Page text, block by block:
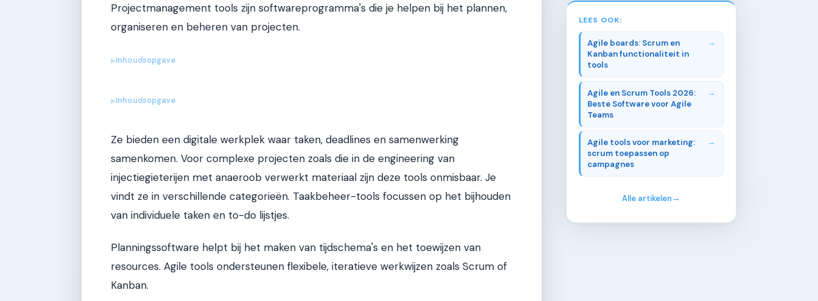
Projectmanagement tools zijn softwareprogramma's die je helpen bij het plannen,
organiseren en beheren van projecten.
▶Inhoudsopgave
▶Inhoudsopgave
Ze bieden een digitale werkplek waar taken, deadlines en samenwerking
samenkomen. Voor complexe projecten zoals die in de engineering van
injectiegieterijen met anaeroob verwerkt materiaal zijn deze tools onmisbaar. Je
vindt ze in verschillende categorieën. Taakbeheer-tools focussen op het bijhouden
van individuele taken en to-do lijstjes.
Planningssoftware helpt bij het maken van tijdschema's en het toewijzen van
resources. Agile tools ondersteunen flexibele, iteratieve werkwijzen zoals Scrum of
Kanban.
LEES OOK:
Agile boards: Scrum en
Kanban functionaliteit in
tools
Agile en Scrum Tools 2026:
Beste Software voor Agile
Teams
Agile tools voor marketing:
scrum toepassen op
campagnes
Alle artikelen